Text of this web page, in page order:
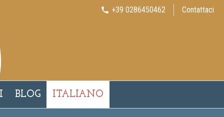
call +39 0286450462 Contattaci
BLOG ITALIANO